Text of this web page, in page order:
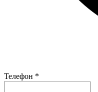
Телефон *